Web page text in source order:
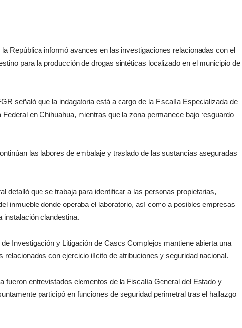
República informó avances en las investigaciones relacionadas con el
para la producción de drogas sintéticas localizado en el municipio de
señaló que la indagatoria está a cargo de la Fiscalía Especializada de
en Chihuahua, mientras que la zona permanece bajo resguardo
las labores de embalaje y traslado de las sustancias aseguradas
detalló que se trabaja para identificar a las personas propietarias,
inmueble donde operaba el laboratorio, así como a posibles empresas
instalación clandestina.
Investigación y Litigación de Casos Complejos mantiene abierta una
relacionados con ejercicio ilícito de atribuciones y seguridad nacional.
fueron entrevistados elementos de la Fiscalía General del Estado y
participó en funciones de seguridad perimetral tras el hallazgo